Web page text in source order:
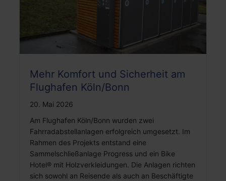
Mehr Komfort und Sicherheit am
Flughafen Köln/Bonn
20. Mai 2026
Am Flughafen Köln/Bonn wurden zwei
Fahrradabstellanlagen erfolgreich umgesetzt. Im
Rahmen des Projekts entstand eine
Sammelschließanlage Progress und ein Bike
Hotel® mit Holzverkleidungen. Die Anlagen richten
sich sowohl an Reisende als auch an Beschäftigte